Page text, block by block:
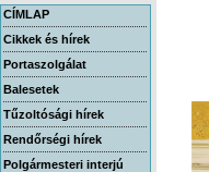
CÍMLAP
Cikkek és hírek
Portaszolgálat
Balesetek
Tűzoltósági hírek
Rendőrségi hírek
Polgármesteri interjú